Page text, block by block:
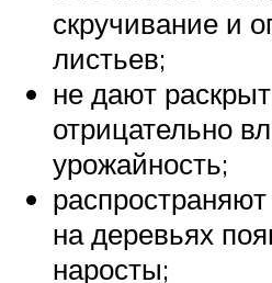
скручивание и
листьев;
не дают
отрицательно
урожайность;
распространяют
на деревьях
наросты;